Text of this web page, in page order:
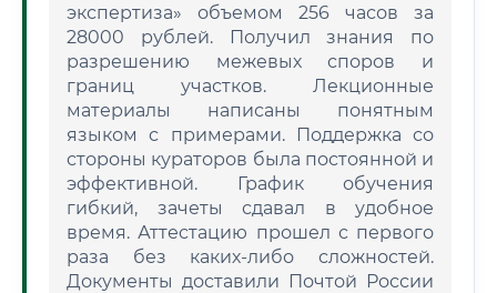
экспертиза» объемом 256 часов за
28000 рублей. Получил знания по
разрешению межевых споров и
границ участков. Лекционные
материалы написаны понятным
языком с примерами. Поддержка со
стороны кураторов была постоянной и
эффективной. График обучения
гибкий, зачеты сдавал в удобное
время. Аттестацию прошел с первого
раза без каких-либо сложностей.
Документы доставили Почтой России